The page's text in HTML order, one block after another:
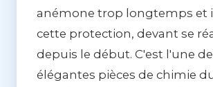
anémone trop longtemps et
cette protection, devant se
depuis le début. C'est l'une
élégantes pièces de chimie